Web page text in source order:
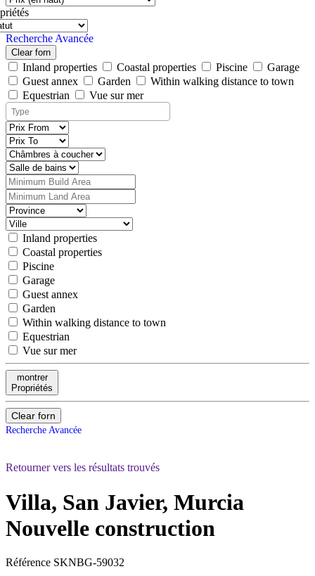
Recherche Avancée
Clear forn
Inland properties Coastal properties Piscine
Garage
Guest annex
Garden
Within walking distance to town
Equestrian
Vue sur mer
Inland properties
Coastal properties
Piscine
Garage
Guest annex
Garden
Within walking distance to town
Equestrian
Vue sur mer
montrer
Propriétés
Clear forn
Recherche Avancée
Retourner vers les résultats trouvés
Villa, San Javier, Murcia
Nouvelle construction
Référence SKNBG-59032